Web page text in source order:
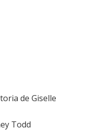
de Giselle
Todd